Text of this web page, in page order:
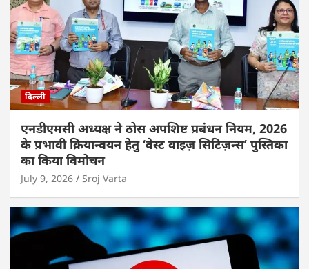
दिल्ली
एनडीएमसी अध्यक्ष ने ठोस अपशिष्ट प्रबंधन नियम, 2026
के प्रभावी क्रियान्वयन हेतु ‘वेस्ट वाइज़ सिटिज़न्स’ पुस्तिका
का किया विमोचन
July 9, 2026 Sroj Varta